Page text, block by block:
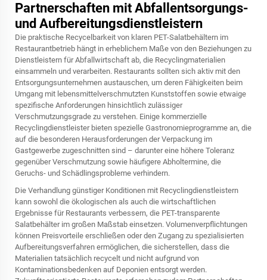
Partnerschaften mit Abfallentsorgungs-
und Aufbereitungsdienstleistern
Die praktische Recycelbarkeit von klaren PET-Salatbehältern im
Restaurantbetrieb hängt in erheblichem Maße von den Beziehungen zu
Dienstleistern für Abfallwirtschaft ab, die Recyclingmaterialien
einsammeln und verarbeiten. Restaurants sollten sich aktiv mit den
Entsorgungsunternehmen austauschen, um deren Fähigkeiten beim
Umgang mit lebensmittelverschmutzten Kunststoffen sowie etwaige
spezifische Anforderungen hinsichtlich zulässiger
Verschmutzungsgrade zu verstehen. Einige kommerzielle
Recyclingdienstleister bieten spezielle Gastronomieprogramme an, die
auf die besonderen Herausforderungen der Verpackung im
Gastgewerbe zugeschnitten sind – darunter eine höhere Toleranz
gegenüber Verschmutzung sowie häufigere Abholtermine, die
Geruchs- und Schädlingsprobleme verhindern.
Die Verhandlung günstiger Konditionen mit Recyclingdienstleistern
kann sowohl die ökologischen als auch die wirtschaftlichen
Ergebnisse für Restaurants verbessern, die PET-transparente
Salatbehälter im großen Maßstab einsetzen. Volumenverpflichtungen
können Preisvorteile erschließen oder den Zugang zu spezialisierten
Aufbereitungsverfahren ermöglichen, die sicherstellen, dass die
Materialien tatsächlich recycelt und nicht aufgrund von
Kontaminationsbedenken auf Deponien entsorgt werden.